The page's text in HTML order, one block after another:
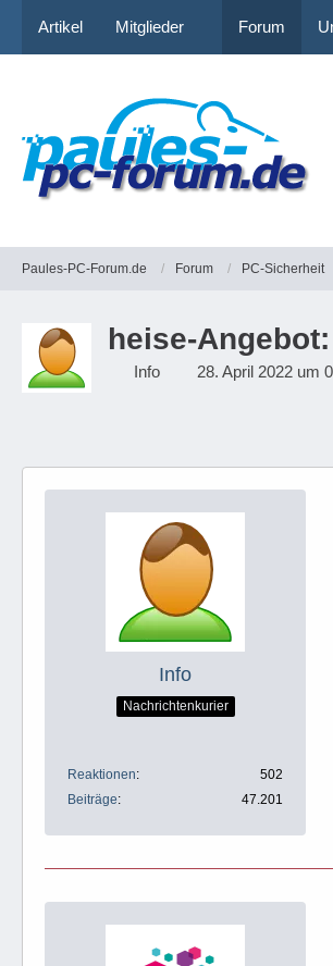
Artikel Mitglieder Forum
Paules-PC-Forum.de Forum PC-Sicherheit
heise-
Info 28. April 2022 um
Info
Nachrichtenkurier
Reaktionen
502
Beiträge
47.201